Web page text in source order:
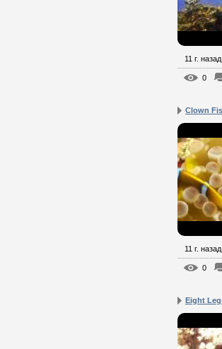
11 г. назад
0
Clown
11 г. назад
0
Eight